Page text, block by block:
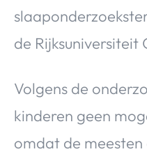
de Rijksuniversiteit
Volgens de
kinderen geen
omdat de